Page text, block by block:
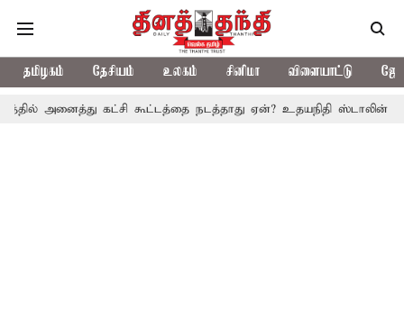
தமிழகம் தேசியம் உலகம் சினிமா விளையாட்டு
கட்சி கூட்டத்தை நடத்தாது ஏன்? உதயநிதி ஸ்டாலின் கேள்வி